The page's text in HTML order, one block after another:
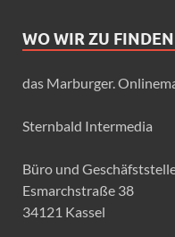
WO WIR ZU
das Marburger.
Sternbald Intermedia
Büro und
Esmarchstraße 38
34121 Kassel